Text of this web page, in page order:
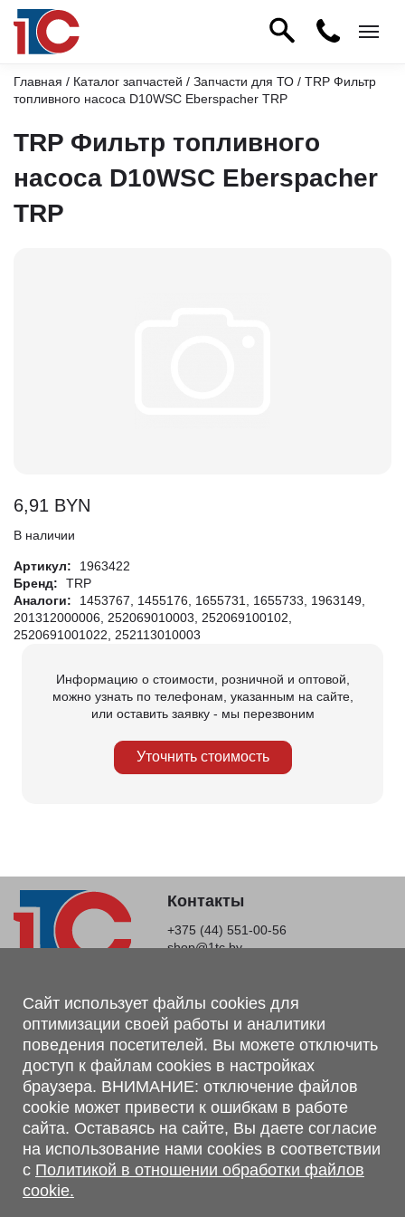
Главная / Каталог запчастей / Запчасти для ТО / TRP Фильтр
топливного насоса D10WSC Eberspacher TRP
TRP Фильтр топливного
насоса D10WSC Eberspacher
TRP
6,91 BYN
В наличии
Артикул:
1963422
Бренд:
TRP
Аналоги:
1453767, 1455176, 1655731, 1655733, 1963149,
201312000006, 252069010003, 252069100102,
2520691001022, 252113010003
Информацию о стоимости, розничной и оптовой,
можно узнать по телефонам, указанным на сайте,
или оставить заявку - мы перезвоним
Уточнить стоимость
Контакты
+375 (44) 551-00-56
shop@1tc.by
Магазин, склад
г. Минск, Минский р-н, п. Привольный, ул. Мира, 20А,
223062
г. Брест, ул. Лейтенанта Рябцева, 108 В, 224701
Обращаем Ваше внимание, что вся предоставленная на сайте
информация, касающаяся комплектаций, технических
характеристик, цветовых сочетаний, а также стоимости и
сервисного обслуживания носит информационный характер и
не является публичной офертой, определяемой п.2 ст.407
Гражданского кодекса Республики Беларусь.
Сайт использует файлы cookies для
оптимизации своей работы и аналитики
поведения посетителей. Вы можете отключить
доступ к файлам cookies в настройках
браузера. ВНИМАНИЕ: отключение файлов
cookie может привести к ошибкам в работе
сайта. Оставаясь на сайте, Вы даете согласие
на использование нами cookies в соответствии
с Политикой в отношении обработки файлов
cookie.